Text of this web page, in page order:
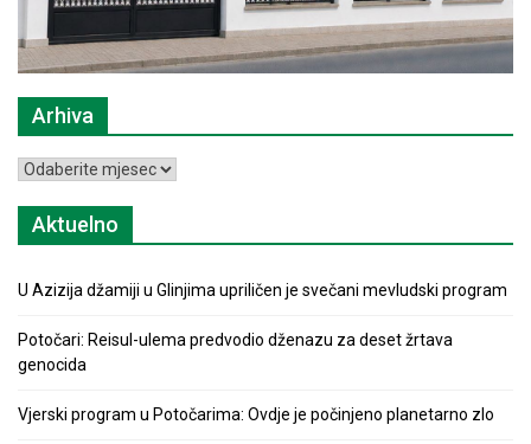
Arhiva
Arhiva
Aktuelno
U Azizija džamiji u Glinjima upriličen je svečani mevludski program
Potočari: Reisul-ulema predvodio dženazu za deset žrtava
genocida
Vjerski program u Potočarima: Ovdje je počinjeno planetarno zlo